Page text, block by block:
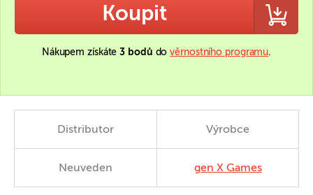
Koupit
Nákupem získáte3 bodů dověrnostního programu.
Distributor Výrobce
Neuveden gen X Games